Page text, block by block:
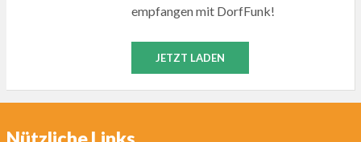
empfangen mit DorfFunk!
JETZT LADEN